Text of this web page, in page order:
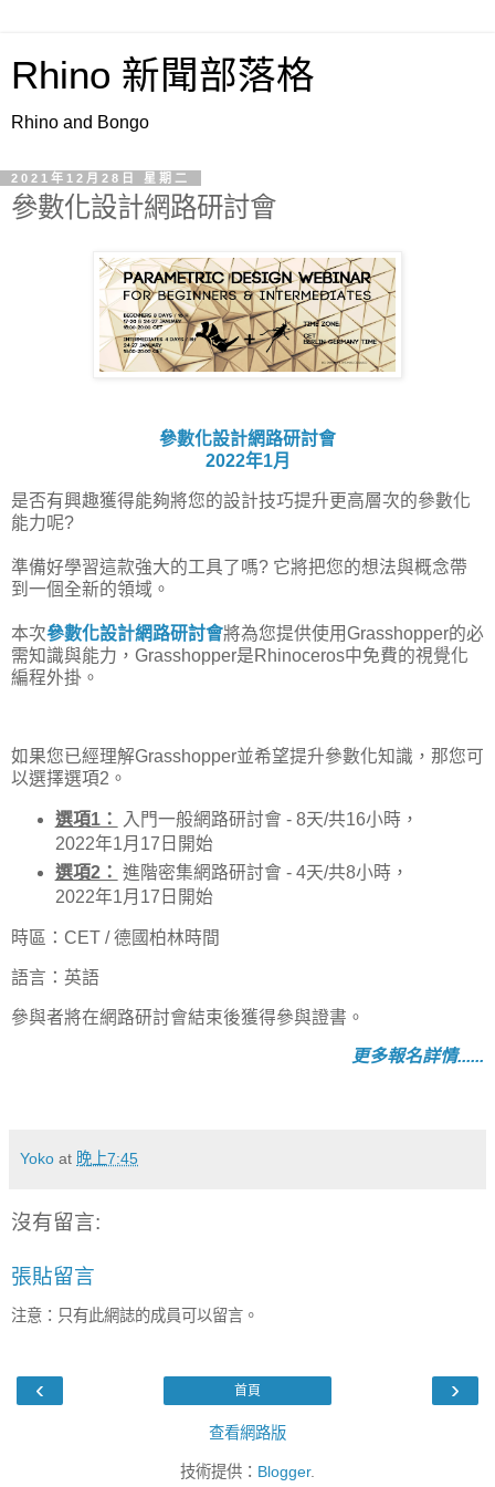
Rhino 新聞部落格
Rhino and Bongo
2021年12月28日 星期二
參數化設計網路研討會
參數化設計網路研討會
2022年1月
是否有興趣獲得能夠將您的設計技巧提升更高層次的參數化
能力呢?
準備好學習這款強大的工具了嗎? 它將把您的想法與概念帶
到一個全新的領域。
本次參數化設計網路研討會將為您提供使用Grasshopper的必
需知識與能力，Grasshopper是Rhinoceros中免費的視覺化
編程外掛。
如果您已經理解Grasshopper並希望提升參數化知識，那您可
以選擇選項2。
選項1：
入門一般網路研討會 - 8天/共16小時，
2022年1月17日開始
選項2： 進階密集網路研討會 - 4天/共8小時，
2022年1月17日開始
時區：CET / 德國柏林時間
語言：英語
參與者將在網路研討會結束後獲得參與證書。
更多報名詳情......
Yoko at 晚上7:45
沒有留言:
張貼留言
注意：只有此網誌的成員可以留言。
‹ ›
首頁
查看網路版
技術提供： Blogger.